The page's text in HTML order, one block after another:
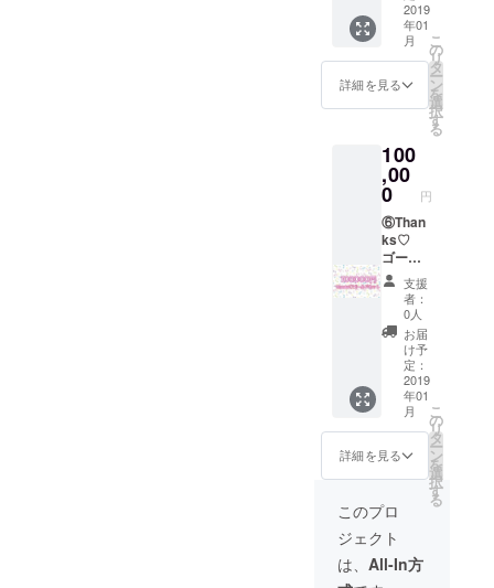
ぐるみ
セット
に更に
オリジ
ナル
グッズ
といつ
割引の
スペ
シャル
会員証
をお付
けしま
す。 通
販ご利
用の場
合、初
回のみ
送料無
料！！
ぬいぐ
るみも
スペ
シャル
仕様で
製作し
ます！
※通販は
委託作
家さま
の商品
もお取
2019
年01
月
詳細を見る
こ
の
リ
タ
ー
ン
を
選
択
す
る
100
,00
0 円
⑥Than
ks♡
ゴール
ドセッ
ト
100000
円 上記
のスペ
シャル
セット
の会員
証が
ゴール
ド会員
さまと
なり、
いつで
も10％
割引が
つきま
す。 更
支援
者：
0人
お届
け予
定：
2019
年01
月
詳細を見る
こ
の
リ
タ
ー
ン
を
選
択
す
る
このプロ
ジェクト
は、 All-In方